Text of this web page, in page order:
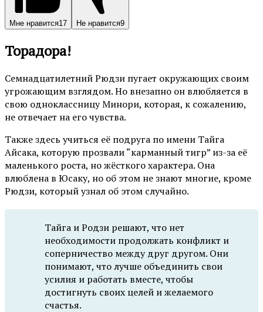
Мне нравится17 Не нравится9
Торадора!
Семнадцатилетний Рюдзи пугает окружающих своим
угрожающим взглядом. Но внезапно он влюбляется в
свою одноклассницу Минори, которая, к сожалению,
не отвечает на его чувства.
Также здесь учиться её подруга по имени Тайга
Айсака, которую прозвали “карманный тигр” из-за её
маленького роста, но жёсткого характера. Она
влюблена в Юсаку, но об этом не знают многие, кроме
Рюдзи, который узнал об этом случайно.
Тайга и Родзи решают, что нет
необходимости продолжать конфликт и
соперничество между друг другом. Они
понимают, что лучше объединить свои
усилия и работать вместе, чтобы
достигнуть своих целей и желаемого
счастья.